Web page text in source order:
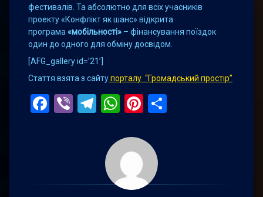
фестивалів. Та абсолютно для всіх учасників
проекту «Конфлікт як шанс» відкрита
програма «мобільності» – фінансування поїздок
один до одного для обміну досвідом.
[AFG_gallery id=’21’]
Стаття взята з сайтупорталу “Громадський простір”
Facebook
ViberTelegram
WhatsApp
Pinterest